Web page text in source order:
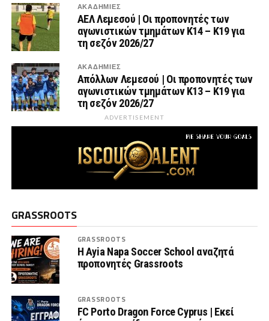
ΑΚΑΔΗΜΙΕΣ
ΑΕΛ Λεμεσού | Οι προπονητές των
αγωνιστικών τμημάτων Κ14 – Κ19 για
τη σεζόν 2026/27
ΑΚΑΔΗΜΙΕΣ
Απόλλων Λεμεσού | Οι προπονητές των
αγωνιστικών τμημάτων Κ13 – Κ19 για
τη σεζόν 2026/27
ADVERTISEMENT
GRASSROOTS
GRASSROOTS
Η Ayia Napa Soccer School αναζητά
προπονητές Grassroots
GRASSROOTS
FC Porto Dragon Force Cyprus | Εκεί